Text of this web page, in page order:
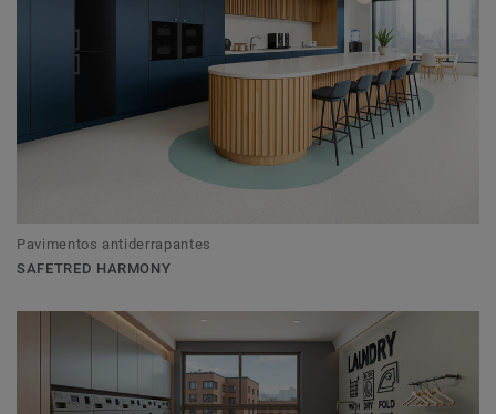
Pavimentos antiderrapantes
SAFETRED HARMONY